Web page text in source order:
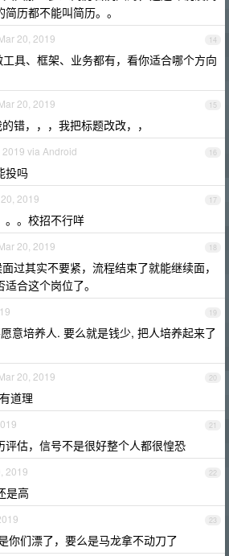
历都不能叫简历。。
14
20, 2019
具、框架、业务都有，看你适合哪个方向
15
20, 2019
错，，，我把标题改改，，
16
2019 via Android
投吗
17
2019
。。校招不行咩
18
20, 2019
过其实不要紧，流程结束了就能继续面，
合这个岗位了。
19
意培养人. 要么就是钱少, 把人培养起来了
20
20, 2019
道理
21
评估，信号不是很好整个人都很惶恐
22
2019
是高
23
你们漂了，要么是马龙拿不动刀了